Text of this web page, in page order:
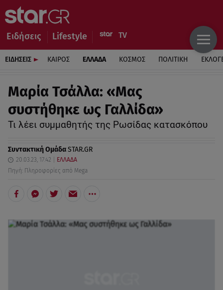
Ειδήσεις Lifestyle
ΕΙΔΗΣΕΙΣ ΚΑΙΡΟΣ ΕΛΛΑΔΑ ΚΟΣΜΟΣ ΠΟΛΙΤΙΚΗ
Μαρία Τσάλλα: «Μας
συστήθηκε ως Γαλλίδα»
Τι λέει συμμαθητής της Ρωσίδας κατασκόπου
Συντακτική ΟμάδαSTAR.GR
20.03.23, 17:42
ΕΛΛΑΔΑ
Πηγή: Πληροφορίες από Mega